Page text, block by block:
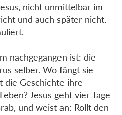
nicht unmittelbar im
und auch später nicht.
nachgegangen ist: die
selber. Wo fängt sie
die Geschichte ihre
Jesus geht vier Tage
und weist an: Rollt den